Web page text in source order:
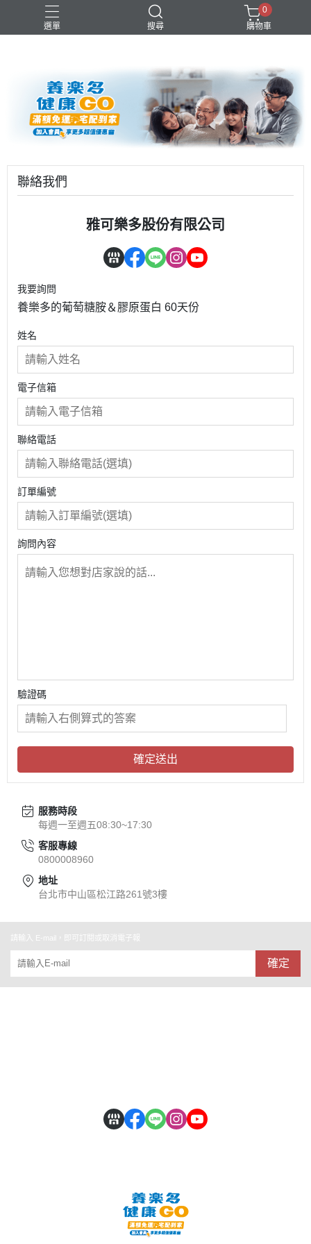
選單 搜尋
優酪乳 益生菌 養樂多 高級鮮乳
0
購物車
聯絡我們
雅可樂多股份有限公司
我要詢問
養樂多的葡萄糖胺＆膠原蛋白 60天份
姓名
電子信箱
聯絡電話
訂單編號
詢問內容
驗證碼
確定送出
服務時段
每週一至週五08:30~17:30
客服專線
0800008960
地址
台北市中山區松江路261號3樓
請輸入 E-mail，即可訂閱或取消電子報
確定